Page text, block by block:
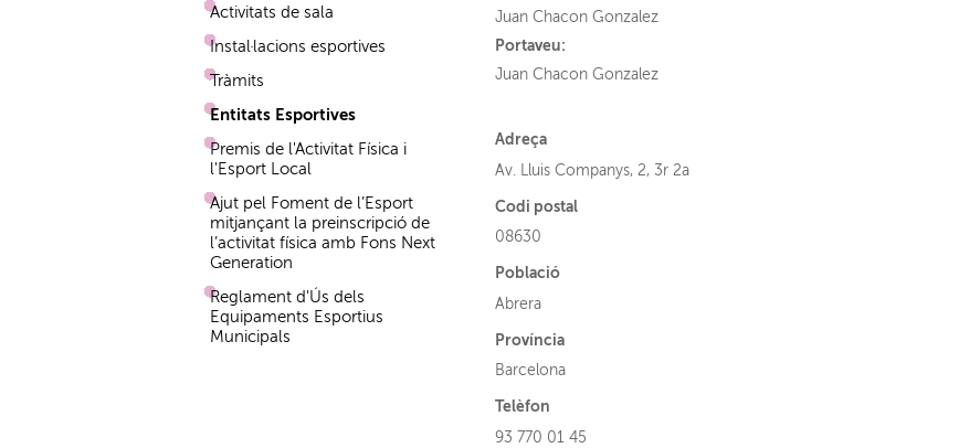
Juan Chacon Gonzalez
Portaveu:
Juan Chacon Gonzalez
Adreça
Av. Lluis Companys, 2, 3r 2a
Codi postal
08630
Població
Abrera
Província
Barcelona
Telèfon
93 770 01 45
Activitats de sala
Instal·lacions esportives
Tràmits
Entitats Esportives
Premis de l'Activitat Física i
l'Esport Local
Ajut pel Foment de l’Esport
mitjançant la preinscripció de
l’activitat física amb Fons Next
Generation
Reglament d'Ús dels
Equipaments Esportius
Municipals